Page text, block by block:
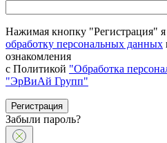
Нажимая кнопку "Регистрация"
обработку персональных данных
ознакомления
с Политикой "Обработка
"ЭрВиАй Групп"
Регистрация
Забыли пароль?